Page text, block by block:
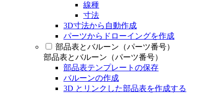
線種
寸法
3D寸法から自動作成
パーツからドローイングを作成
部品表とバルーン（パーツ番号）
部品表とバルーン（パーツ番号）
部品表テンプレートの保存
バルーンの作成
3D とリンクした部品表を作成する